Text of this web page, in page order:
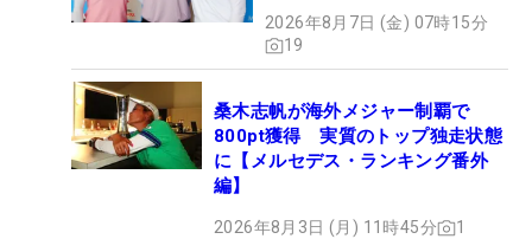
2026年8月7日 (金) 07時15分
19
桑木志帆が海外メジャー制覇で
800pt獲得 実質のトップ独走状態
に【メルセデス・ランキング番外
編】
2026年8月3日 (月) 11時45分 1